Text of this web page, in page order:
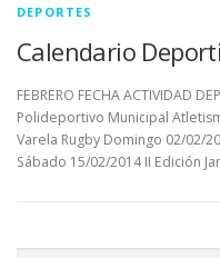
DEPORTES
Calendario
FEBRERO FECHA ACTIVIDAD
Polideportivo Municipal
Varela Rugby Domingo 02/02/
Sábado 15/02/2014 II Edición